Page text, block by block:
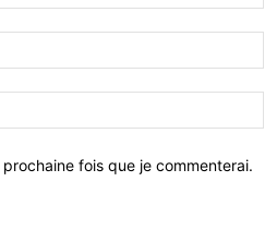
fois que je commenterai.